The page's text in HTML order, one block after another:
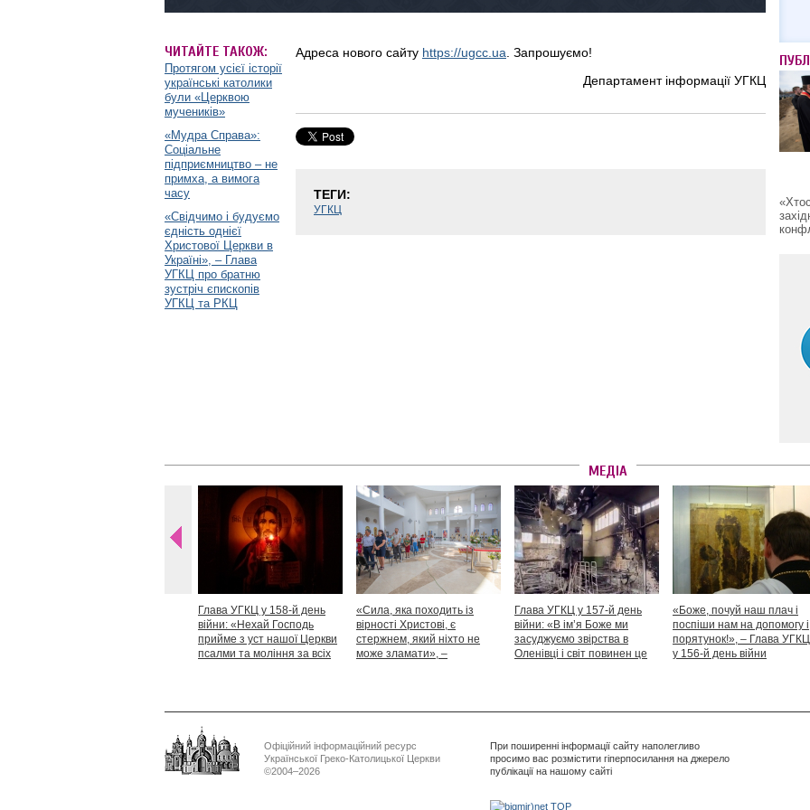
ЧИТАЙТЕ ТАКОЖ:
Протягом усієї історії
українські католики
були «Церквою
мучеників»
«Мудра Справа»:
Соціальне
підприємництво – не
примха, а вимога
часу
«Свідчимо і будуємо
єдність однієї
Христової Церкви в
Україні», – Глава
УГКЦ про братню
зустріч єпископів
УГКЦ та РКЦ
Адреса нового сайту https://ugcc.ua. Запрошуємо!
Департамент інформації УГКЦ
ТЕГИ:
УГКЦ
МЕДІА
Глава УГКЦ у 158-й день
війни: «Нехай Господь
прийме з уст нашої Церкви
псалми та моління за всіх
«Сила, яка походить із
вірності Христові, є
стержнем, який ніхто не
може зламати», –
Глава УГКЦ у 157-й день
війни: «В ім’я Боже ми
засуджуємо звірства в
Оленівці і світ повинен це
«Боже, почуй наш плач і
поспіши нам на допомогу і
порятунок!», – Глава УГКЦ
у 156-й день війни
Офіційний інформаційний ресурс
Української Греко-Католицької Церкви
©2004–2026
При поширенні інформації сайту наполегливо
просимо вас розмістити гіперпосилання на джерело
публікації на нашому сайті